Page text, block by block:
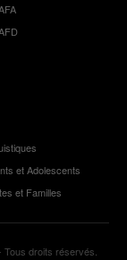
et Adolescents
et Familles
droits réservés.